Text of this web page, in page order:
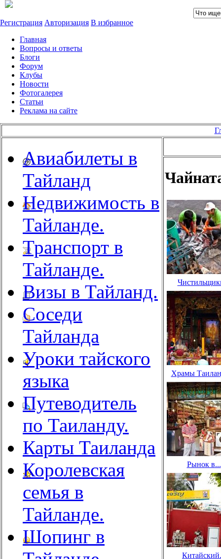
Регистрация Авторизация В избранное
Главная
Вопросы и ответы
Блоги
Форум
Клубы
Новости
Фотогалерея
Статьи
Реклама на сайте
Авиабилеты в
Тайланд
Недвижимость в
Тайланде.
Транспорт в
Тайланде.
Визы в Тайланд.
Соседи
Тайланда
Уроки тайского
языка
Путеводитель
по Таиланду.
Карты Таиланда
Королевская
семья в
Тайланде.
Шопинг в
Храмы
Рынок в...